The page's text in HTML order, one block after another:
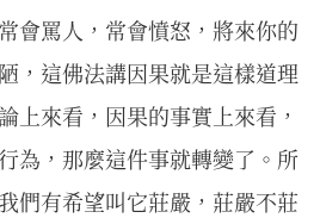
會罵人，常會憤怒，將來你的
，這佛法講因果就是這樣道理
上來看，因果的事實上來看，
為，那麼這件事就轉變了。所
們有希望叫它莊嚴，莊嚴不莊